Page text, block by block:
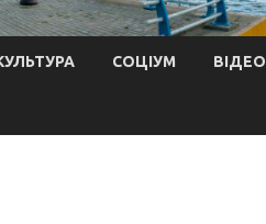
СОЦІУМ ВІДЕО